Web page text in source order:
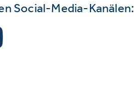
Social-Media-Kanälen: